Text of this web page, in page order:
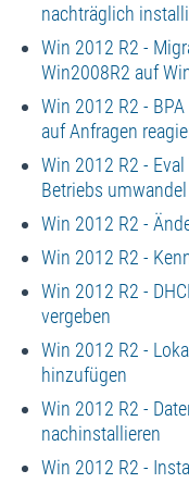
nachträglich
Win 2012 R2 -
Win2008R2 auf
Win 2012 R2 -
auf Anfragen
Win 2012 R2 -
Betriebs umwandel
Win 2012 R2 -
Win 2012 R2 -
Win 2012 R2 -
vergeben
Win 2012 R2 -
hinzufügen
Win 2012 R2 -
nachinstallieren
Win 2012 R2 -